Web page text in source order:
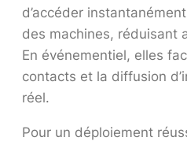
d’accéder
des machines, réduisant
En événementiel, elles
contacts et la diffusion
réel.
Pour un déploiement